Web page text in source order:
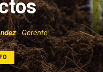
- Gerente